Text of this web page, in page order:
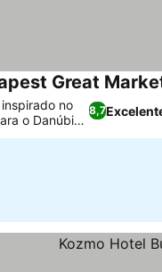
Great
8,7
no
o Danúbio